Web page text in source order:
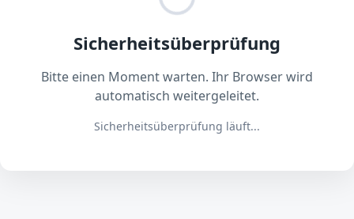
Sicherheitsüberprüfung
Bitte einen Moment warten. Ihr Browser wird
automatisch weitergeleitet.
Sicherheitsüberprüfung läuft...